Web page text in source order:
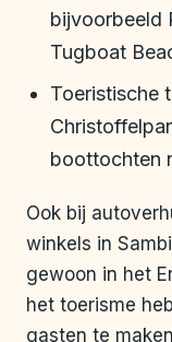
bijvoorbeeld
Tugboat
Toeristische
boottochten
Ook bij
winkels in
gewoon in het
het toerisme
gasten te